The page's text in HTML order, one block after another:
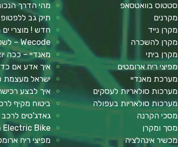
סטטוס בוואטסאפ
מקרנים
מקרן נייד
מקרן להשכרה
מקרן ביתי
מפיצי ריח ארומטים
מערכת מאנדיי
מערכות סולאריות לעסקים
מערכות סולאריות בעפולה
מסכי הקרנה
מסך ומקרן
מכשיר אינהלציה
מהי הדרך
תיק גב
חדש ! מוצרי
Wecode – לשלב את כולם בעולם ההייטק
מאנדיי – ככה
איך אדע אם
ישראל מעצמת
איך לבצע
ביטוח מקיף
גאדג'טים
Electric Bike
מפיצי ריח